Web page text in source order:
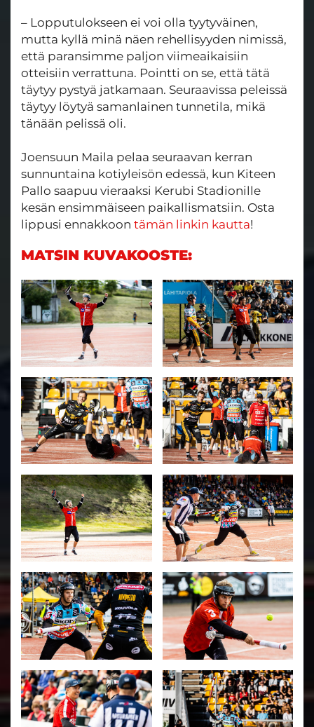
– Lopputulokseen ei voi olla tyytyväinen,
mutta kyllä minä näen rehellisyyden nimissä,
että paransimme paljon viimeaikaisiin
otteisiin verrattuna. Pointti on se, että tätä
täytyy pystyä jatkamaan. Seuraavissa peleissä
täytyy löytyä samanlainen tunnetila, mikä
tänään pelissä oli.
Joensuun Maila pelaa seuraavan kerran
sunnuntaina kotiyleisön edessä, kun Kiteen
Pallo saapuu vieraaksi Kerubi Stadionille
kesän ensimmäiseen paikallismatsiin. Osta
lippusi ennakkoon tämän linkin kautta!
MATSIN KUVAKOOSTE: